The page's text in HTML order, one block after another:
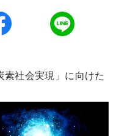
社会実現」に向けた